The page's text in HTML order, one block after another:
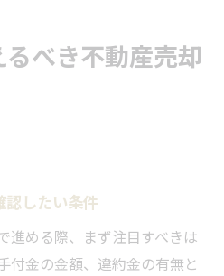
べき不動産売却
認したい条件
進める際、まず注目すべきは
付金の金額、違約金の有無と